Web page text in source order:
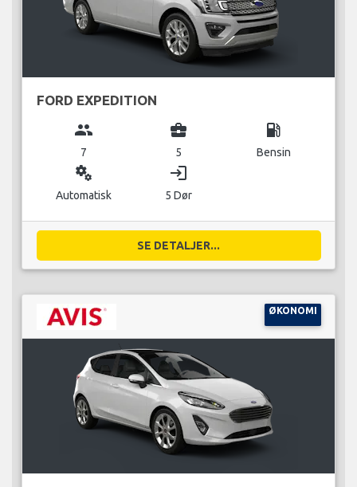
FORD EXPEDITION
group
7
business_center
5
local_gas_station
Bensin
miscellaneous_services
Automatisk
login
5 Dør
SE DETALJER...
ØKONOMI